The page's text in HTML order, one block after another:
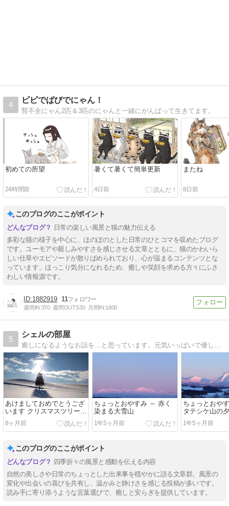
4
ビビでばびでにゃん！
腎不全にゃん2匹＆3匹のにゃんと一緒にがんばって生きてます。
初めての所望
24時間前
暑くて暑くて簡単更新
4日前
またね
8日前
このブログのここがポイント
日常の楽しい風景と猫の魅力伝える
多彩な猫の様子を中心に、ほのぼのとした日常のひとコマを収めたブログ
です。ユーモアや親しみやすさを感じさせる文章とともに、猫のかわいら
しい仕草やエピソードが散りばめられており、心が温まるコンテンツとな
っています。ほっこり気分になれるため、癒しや笑顔を求める方々にふさ
わしい情報源です。
1882919 11
週間IN:370 週間OUT:530 月間IN:1800
5
シェルの部屋
あけましておめでとうござ
います クリスマスツリーの
8ヶ月前
ちょっとおやすみ ～ 赤く
染まる大雪山
1年5ヶ月前
ちょっとおや
タテシケ山の
1年5ヶ月前
このブログのここがポイント
四季折々の風景と感動を伝える内容
自然の美しさや日常のちょっとした出来事を穏やかに語る文章群。風景の
変化や出会いの喜びを共有し、温かみと静けさを感じる投稿が多いです。
読み手に寄り添うような言葉選びで、癒しと安らぎを提供しています。